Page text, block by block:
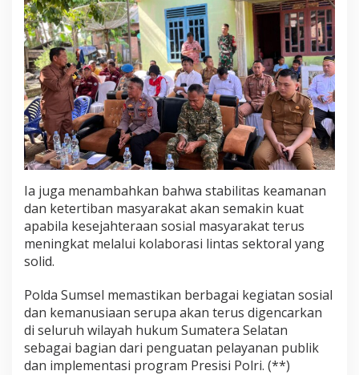
Ia juga menambahkan bahwa stabilitas keamanan
dan ketertiban masyarakat akan semakin kuat
apabila kesejahteraan sosial masyarakat terus
meningkat melalui kolaborasi lintas sektoral yang
solid.
Polda Sumsel memastikan berbagai kegiatan sosial
dan kemanusiaan serupa akan terus digencarkan
di seluruh wilayah hukum Sumatera Selatan
sebagai bagian dari penguatan pelayanan publik
dan implementasi program Presisi Polri. (**)